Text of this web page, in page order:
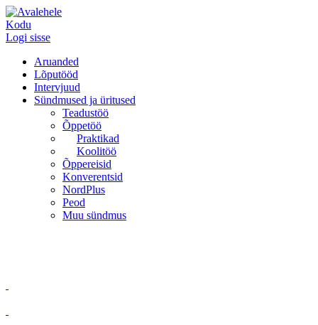
Kodu
Logi sisse
Aruanded
Lõputööd
Intervjuud
Sündmused ja üritused
Teadustöö
Õppetöö
Praktikad
Koolitöö
Õppereisid
Konverentsid
NordPlus
Peod
Muu sündmus